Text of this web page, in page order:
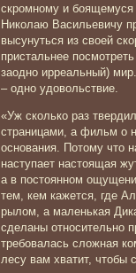
скромному и боящемуся
Николаю Васильевичу
высунуться из своей
пристальнее
заодно ирреальный)
– одно удовольствие.
«Уж сколько раз
страницами, а фильм о
основания. Потому что
наступает настоящая
а в постоянном
тем, кем кажется, где
рылом, а маленькая
сделаны относительно
требовалась сложная
лесу вам хватит, чтобы